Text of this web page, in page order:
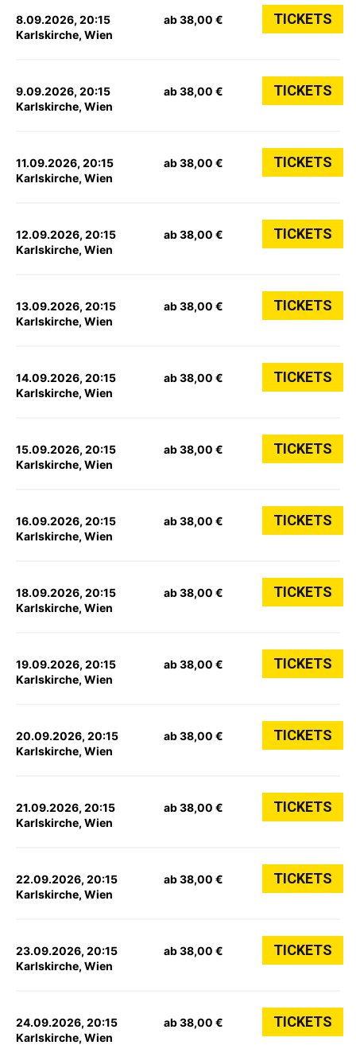
8.09.2026, 20:15
Karlskirche, Wien
ab 38,00 € TICKETS
9.09.2026, 20:15
Karlskirche, Wien
ab 38,00 € TICKETS
11.09.2026, 20:15
Karlskirche, Wien
ab 38,00 € TICKETS
12.09.2026, 20:15
Karlskirche, Wien
ab 38,00 € TICKETS
13.09.2026, 20:15
Karlskirche, Wien
ab 38,00 € TICKETS
14.09.2026, 20:15
Karlskirche, Wien
ab 38,00 € TICKETS
15.09.2026, 20:15
Karlskirche, Wien
ab 38,00 € TICKETS
16.09.2026, 20:15
Karlskirche, Wien
ab 38,00 € TICKETS
18.09.2026, 20:15
Karlskirche, Wien
ab 38,00 € TICKETS
19.09.2026, 20:15
Karlskirche, Wien
ab 38,00 € TICKETS
20.09.2026, 20:15
Karlskirche, Wien
ab 38,00 € TICKETS
21.09.2026, 20:15
Karlskirche, Wien
ab 38,00 € TICKETS
22.09.2026, 20:15
Karlskirche, Wien
ab 38,00 € TICKETS
23.09.2026, 20:15
Karlskirche, Wien
ab 38,00 € TICKETS
24.09.2026, 20:15
Karlskirche, Wien
ab 38,00 € TICKETS